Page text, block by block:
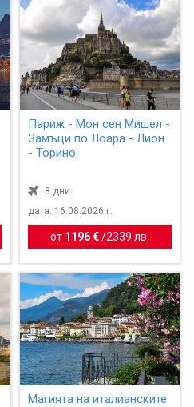
Париж - Мон сен Мишел -
Замъци по Лоара - Лион
- Торино
8 дни
дата: 16.08.2026 г.
от 1196 €/2339 лв.
Магията на италианските